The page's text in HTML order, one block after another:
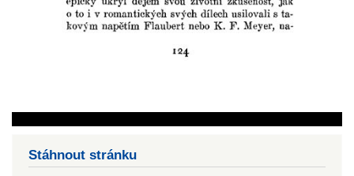
Stáhnout stránku